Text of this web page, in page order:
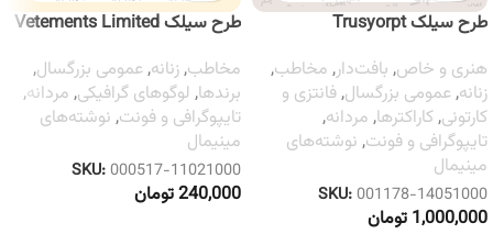
طرح سیلک Trusyorpt
هنری و خاص, بافت‌دار, مخاطب,
زنانه,عمومی بزرگسال,فانتزی و
کارتونی,کاراکترها, مردانه,
تایپوگرافی و فونت, نوشته‌های
مینیمال
SKU:001178-14051000
1,000,000 تومان
طرح سیلک Vetements Limited
مخاطب,زنانه,عمومی بزرگسال,
برندها, لوگوهای گرافیکی, مردانه,
تایپوگرافی و فونت, نوشته‌های
مینیمال
SKU:000517-11021000
240,000تومان